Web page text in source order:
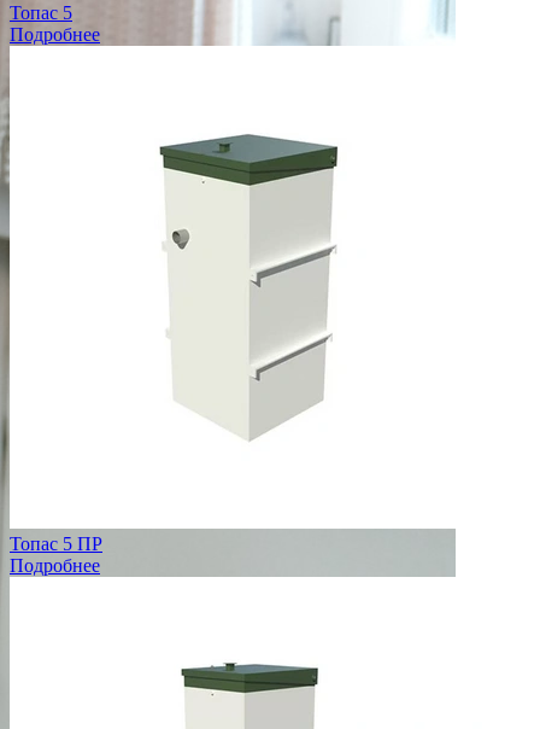
Топас 5
Подробнее
Топас 5 ПР
Подробнее